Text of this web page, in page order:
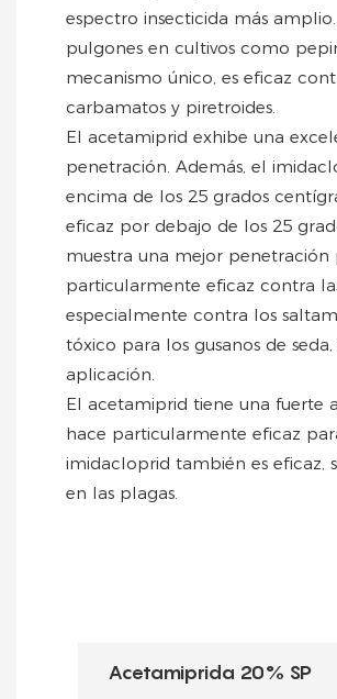
espectro insecticida más
pulgones en cultivos como
mecanismo único, es eficaz
carbamatos y piretroides.
El acetamiprid exhibe una
penetración. Además, el
encima de los 25 grados
eficaz por debajo de los 25
muestra una mejor penetración
particularmente eficaz contra
especialmente contra los
tóxico para los gusanos de
aplicación.
El acetamiprid tiene una fuerte
hace particularmente eficaz
imidacloprid también es eficaz,
en las plagas.
Acetamiprida 20% SP